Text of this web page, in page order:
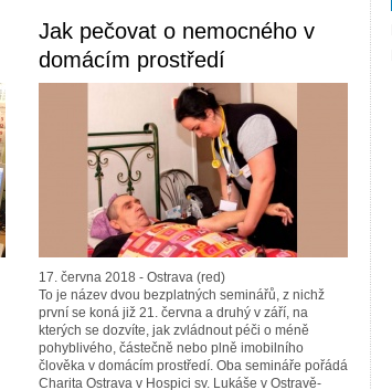
Jak pečovat o nemocného v
domácím prostředí
17. června 2018 - Ostrava (red)
To je název dvou bezplatných seminářů, z nichž
první se koná již 21. června a druhý v září, na
kterých se dozvíte, jak zvládnout péči o méně
pohyblivého, částečně nebo plně imobilního
člověka v domácím prostředí. Oba semináře pořádá
Charita Ostrava v Hospici sv. Lukáše v Ostravě-